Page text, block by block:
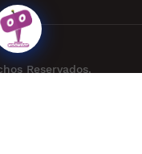
Reservados.